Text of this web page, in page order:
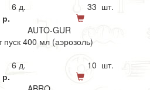
6 д.
33 шт.
р.
AUTO-GUR
400 мл (аэрозоль)
6 д.
10 шт.
р.